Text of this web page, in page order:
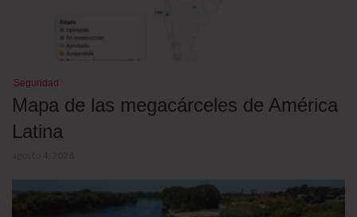
Seguridad
Mapa de las megacárceles de América
Latina